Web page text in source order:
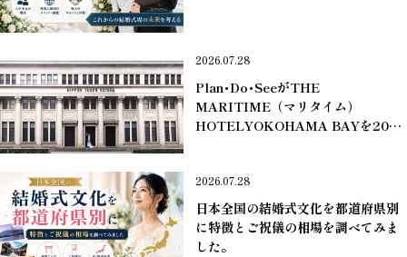
2026.07.28
Plan･Do･SeeがTHE
MARITIME（マリタイム）
HOTELYOKOHAMA BAYを2027
2026.07.28
日本全国の結婚式文化を都道府県別
に特徴とご祝儀の相場を調べてみま
した。